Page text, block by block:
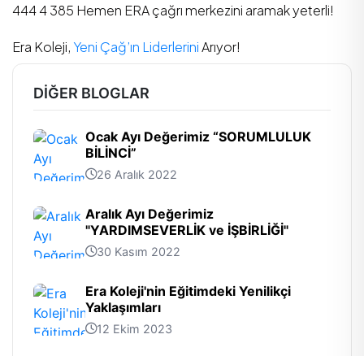
444 4 385 Hemen ERA çağrı merkezini aramak yeterli!
Era Koleji, Yeni Çağ’ın LiderleriniArıyor!
DIĞER BLOGLAR
Ocak Ayı Değerimiz “SORUMLULUK
BİLİNCİ”
26 Aralık 2022
Aralık Ayı Değerimiz
"YARDIMSEVERLİK ve İŞBİRLİĞİ"
30 Kasım 2022
Era Koleji'nin Eğitimdeki Yenilikçi
Yaklaşımları
12 Ekim 2023